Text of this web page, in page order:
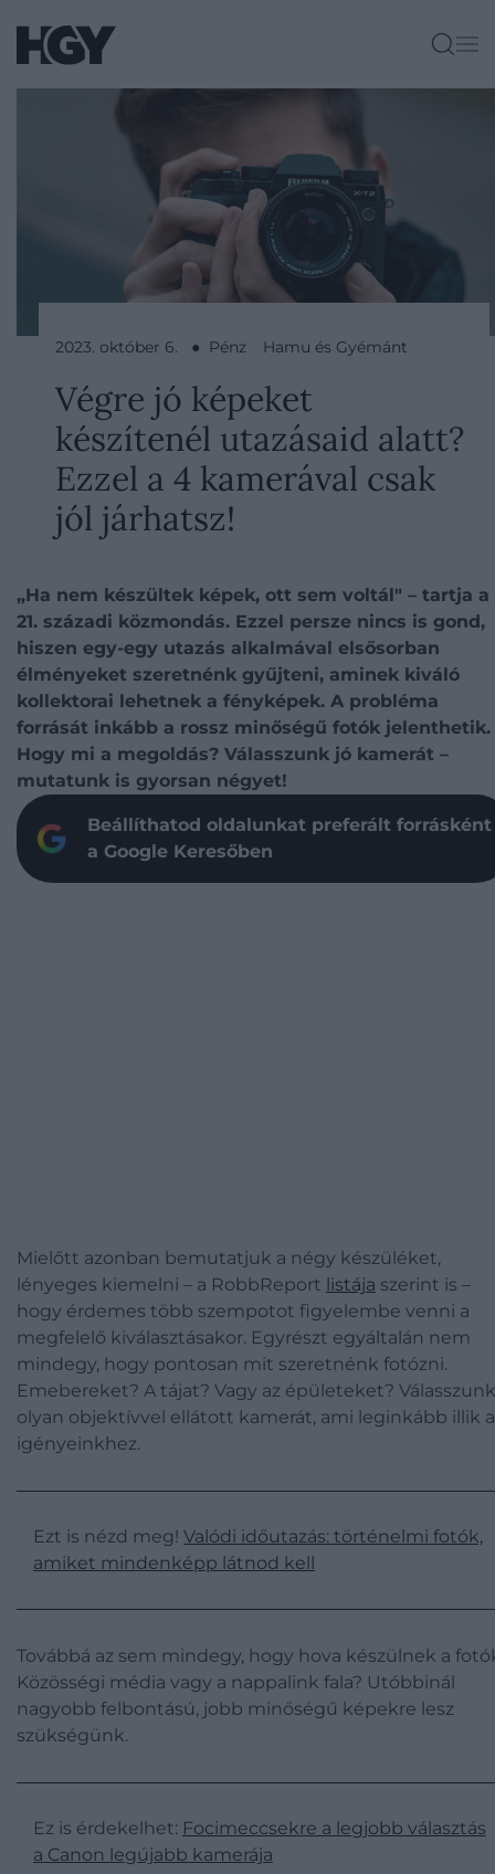
2023. október 6. ● Pénz Hamu és Gyémánt
Végre jó képeket
készítenél utazásaid alatt?
Ezzel a 4 kamerával csak
jól járhatsz!
„Ha nem készültek képek, ott sem voltál" – tartja a
21. századi közmondás. Ezzel persze nincs is gond,
hiszen egy-egy utazás alkalmával elsősorban
élményeket szeretnénk gyűjteni, aminek kiváló
kollektorai lehetnek a fényképek. A probléma
forrását inkább a rossz minőségű fotók jelenthetik.
Hogy mi a megoldás? Válasszunk jó kamerát –
mutatunk is gyorsan négyet!
Beállíthatod oldalunkat preferált forrásként
a Google Keresőben
Mielőtt azonban bemutatjuk a négy készüléket,
lényeges kiemelni – a RobbReport listája szerint is –
hogy érdemes több szempotot figyelembe venni a
megfelelő kiválasztásakor. Egyrészt egyáltalán nem
mindegy, hogy pontosan mit szeretnénk fotózni.
Emebereket? A tájat? Vagy az épületeket? Válasszunk
olyan objektívvel ellátott kamerát, ami leginkább illik
igényeinkhez.
Ezt is nézd meg! Valódi időutazás: történelmi fotók,
amiket mindenképp látnod kell
Továbbá az sem mindegy, hogy hova készülnek a
Közösségi média vagy a nappalink fala? Utóbbinál
nagyobb felbontású, jobb minőségű képekre lesz
szükségünk.
Ez is érdekelhet: Focimeccsekre a legjobb választás
a Canon legújabb kamerája